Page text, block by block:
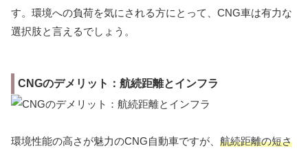
す。環境への負荷を気にされる方にとって、CNG車は有力な
選択肢と言えるでしょう。
CNGのデメリット：航続距離とインフラ
環境性能の高さが魅力のCNG自動車ですが、 航続距離の短さ